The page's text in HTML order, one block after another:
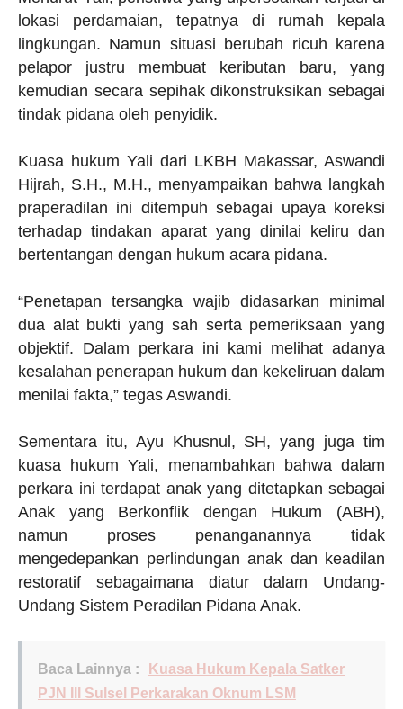
lokasi perdamaian, tepatnya di rumah kepala
lingkungan. Namun situasi berubah ricuh karena
pelapor justru membuat keributan baru, yang
kemudian secara sepihak dikonstruksikan sebagai
tindak pidana oleh penyidik.
Kuasa hukum Yali dari LKBH Makassar, Aswandi
Hijrah, S.H., M.H., menyampaikan bahwa langkah
praperadilan ini ditempuh sebagai upaya koreksi
terhadap tindakan aparat yang dinilai keliru dan
bertentangan dengan hukum acara pidana.
“Penetapan tersangka wajib didasarkan minimal
dua alat bukti yang sah serta pemeriksaan yang
objektif. Dalam perkara ini kami melihat adanya
kesalahan penerapan hukum dan kekeliruan dalam
menilai fakta,” tegas Aswandi.
Sementara itu, Ayu Khusnul, SH, yang juga tim
kuasa hukum Yali, menambahkan bahwa dalam
perkara ini terdapat anak yang ditetapkan sebagai
Anak yang Berkonflik dengan Hukum (ABH),
namun proses penanganannya tidak
mengedepankan perlindungan anak dan keadilan
restoratif sebagaimana diatur dalam Undang-
Undang Sistem Peradilan Pidana Anak.
Baca Lainnya :
Kuasa Hukum Kepala Satker
PJN III Sulsel Perkarakan Oknum LSM